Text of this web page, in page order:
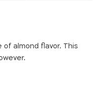
of almond flavor. This